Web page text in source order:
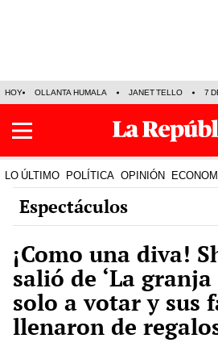
HOY OLLANTA HUMALA JANET TELLO 7
LO ÚLTIMO POLÍTICA OPINIÓN
Espectáculos
¡Como una diva!
salió de ‘La granja
solo a votar y sus
llenaron de